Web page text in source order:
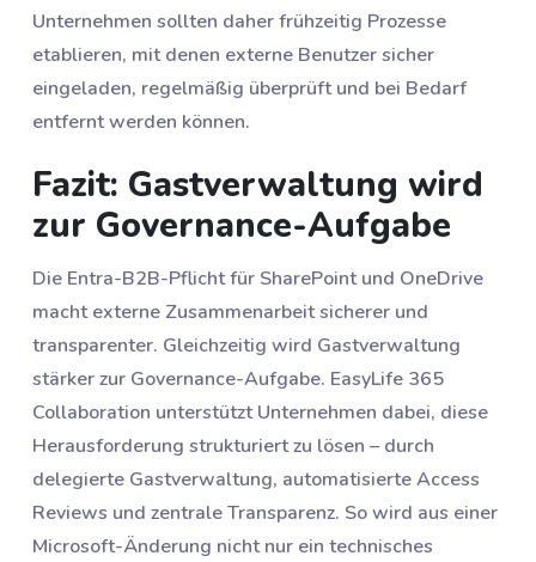
Unternehmen sollten daher frühzeitig Prozesse
etablieren, mit denen externe Benutzer sicher
eingeladen, regelmäßig überprüft und bei Bedarf
entfernt werden können.
Fazit: Gastverwaltung wird
zur Governance-Aufgabe
Die Entra-B2B-Pflicht für SharePoint und OneDrive
macht externe Zusammenarbeit sicherer und
transparenter. Gleichzeitig wird Gastverwaltung
stärker zur Governance-Aufgabe. EasyLife 365
Collaboration unterstützt Unternehmen dabei, diese
Herausforderung strukturiert zu lösen – durch
delegierte Gastverwaltung, automatisierte Access
Reviews und zentrale Transparenz. So wird aus einer
Microsoft-Änderung nicht nur ein technisches